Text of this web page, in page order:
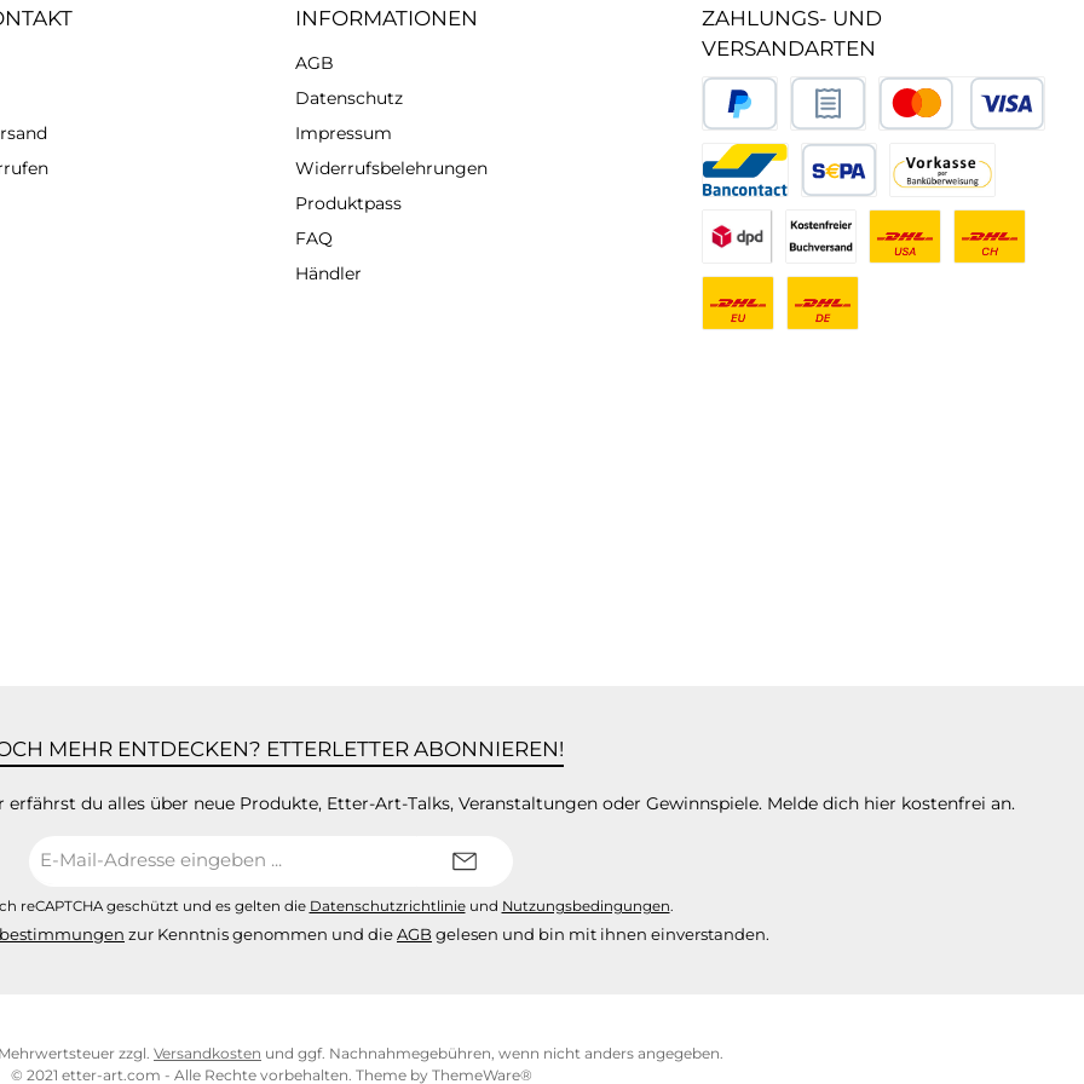
INFORMATIONEN
AGB
Datenschutz
Impressum
Widerrufsbelehrungen
Produktpass
FAQ
Händler
ZAHLUNGS- UND
VERSANDARTEN
MEHR ENTDECKEN? ETTERLETTER ABONNIEREN!
du alles über neue Produkte, Etter-Art-Talks, Veranstaltungen oder Gewinnspiele. Melde dich hier kostenfrei an.
Mail-
reCAPTCHA geschützt und es gelten die Datenschutzrichtlinieund Nutzungsbedingungen
zur Kenntnis genommen und dieAGBgelesen und bin mit ihnen einverstanden.
zzgl. Versandkosten und ggf. Nachnahmegebühren, wenn nicht anders angegeben.
© 2021 etter-art.com - Alle Rechte vorbehalten. Theme by ThemeWare®